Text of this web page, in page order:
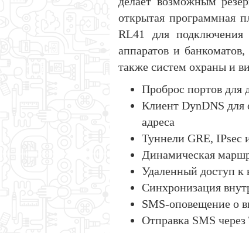
открытая программная
RL41 для
аппаратов и
также систем охраны и
Проброс портов для
Клиент DynDNS
адреса
Туннели GRE, IPsec
Динамическая
Удаленный доступ
Синхронизация
SMS-оповещение о
Отправка SMS